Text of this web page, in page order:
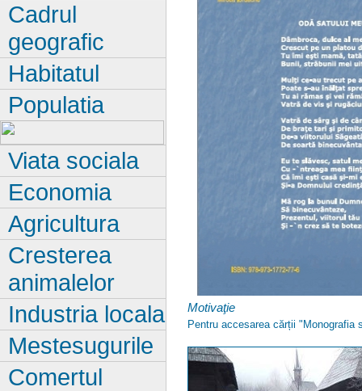
Motivaţie
Pentru accesarea cărții
Cadrul
geografic
Habitatul
Populatia
Viata sociala
Economia
Agricultura
Cresterea
animalelor
Industria locala
Mestesugurile
Comertul